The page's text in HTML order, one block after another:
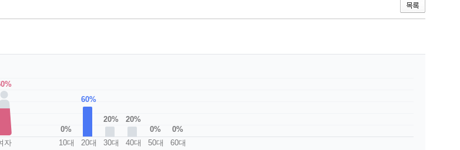
자
0%
10대
60%
20대
20%
30대
20%
40대
0%
50대
0%
60대